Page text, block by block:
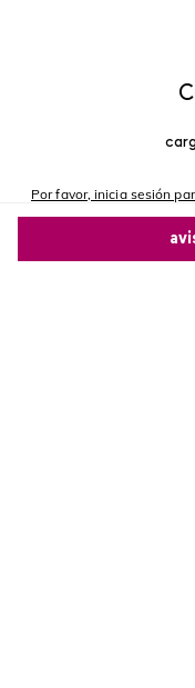
Por favor, inicia sesión